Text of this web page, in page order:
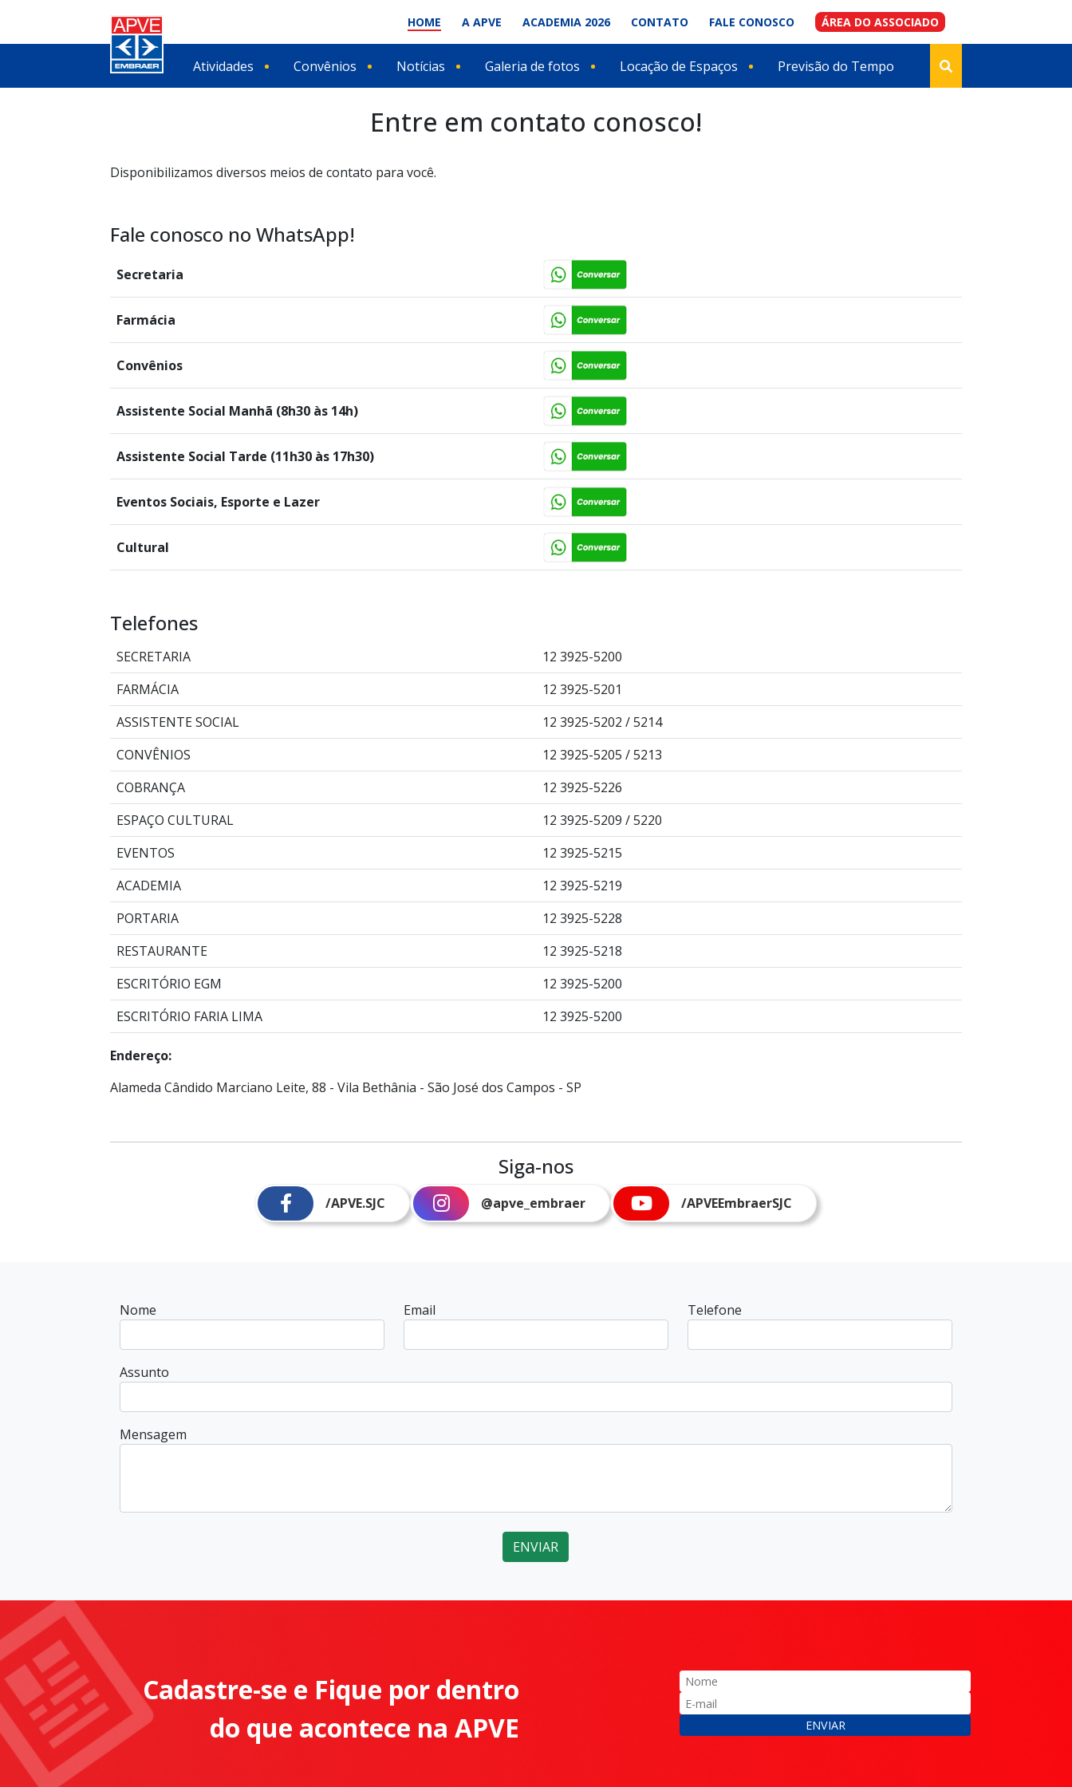
HOME A APVE ACADEMIA 2026 CONTATO FALE CONOSCO ÁREA DO ASSOCIADO
Atividades Convênios Notícias Galeria de fotos Locação de Espaços Previsão do Tempo
Entre em contato conosco!
Disponibilizamos diversos meios de contato para você.
Fale conosco no WhatsApp!
Secretaria
Farmácia
Convênios
Assistente Social Manhã (8h30 às 14h)
Assistente Social Tarde (11h30 às 17h30)
Eventos Sociais, Esporte e Lazer
Cultural
Telefones
SECRETARIA
12 3925-5200
FARMÁCIA
12 3925-5201
ASSISTENTE SOCIAL
12 3925-5202 / 5214
CONVÊNIOS
12 3925-5205 / 5213
COBRANÇA
12 3925-5226
ESPAÇO CULTURAL
12 3925-5209 / 5220
EVENTOS
12 3925-5215
ACADEMIA
12 3925-5219
PORTARIA
12 3925-5228
RESTAURANTE
12 3925-5218
ESCRITÓRIO EGM
12 3925-5200
ESCRITÓRIO FARIA LIMA
12 3925-5200
Endereço:
Alameda Cândido Marciano Leite, 88 - Vila Bethânia - São José dos Campos - SP
Siga-nos
/APVE.SJC @apve_embraer /APVEEmbraerSJC
Nome Email Telefone
Assunto
Mensagem
ENVIAR
Cadastre-se e Fique por dentro
do que acontece na APVE
ENVIAR